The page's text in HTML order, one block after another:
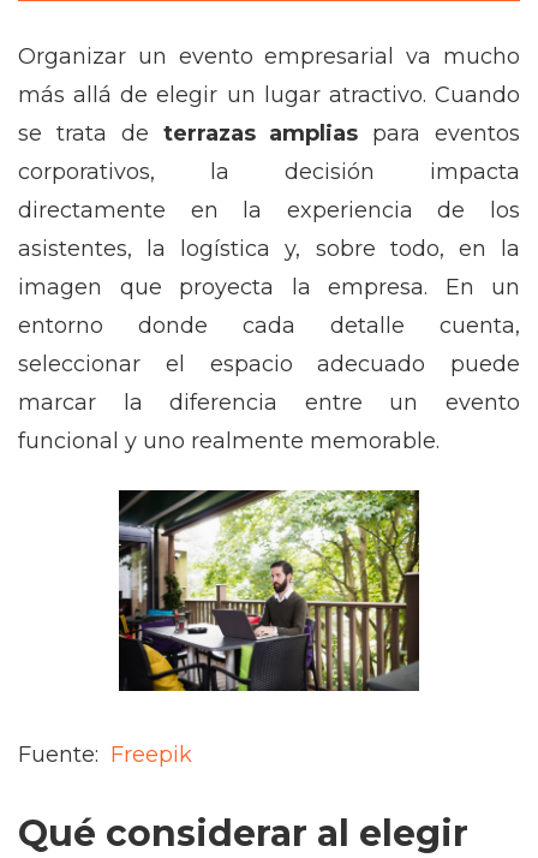
Organizar un evento empresarial va mucho
más allá de elegir un lugar atractivo. Cuando
se trata de terrazas amplias para eventos
corporativos, la decisión impacta
directamente en la experiencia de los
asistentes, la logística y, sobre todo, en la
imagen que proyecta la empresa. En un
entorno donde cada detalle cuenta,
seleccionar el espacio adecuado puede
marcar la diferencia entre un evento
funcional y uno realmente memorable.
Fuente: Freepik
Qué considerar al elegir